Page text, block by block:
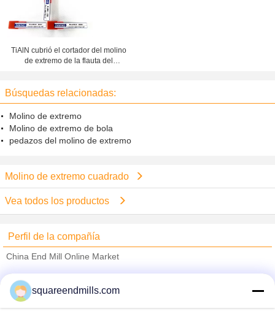
TiAlN cubrió el cortador del molino
de extremo de la flauta del
Búsquedas relacionadas:
Molino de extremo
Molino de extremo de bola
pedazos del molino de extremo
Molino de extremo cuadrado
Vea todos los productos
Perfil de la compañía
China End Mill Online Market
Trust Seal
Verified Suplier
squareendmills.com